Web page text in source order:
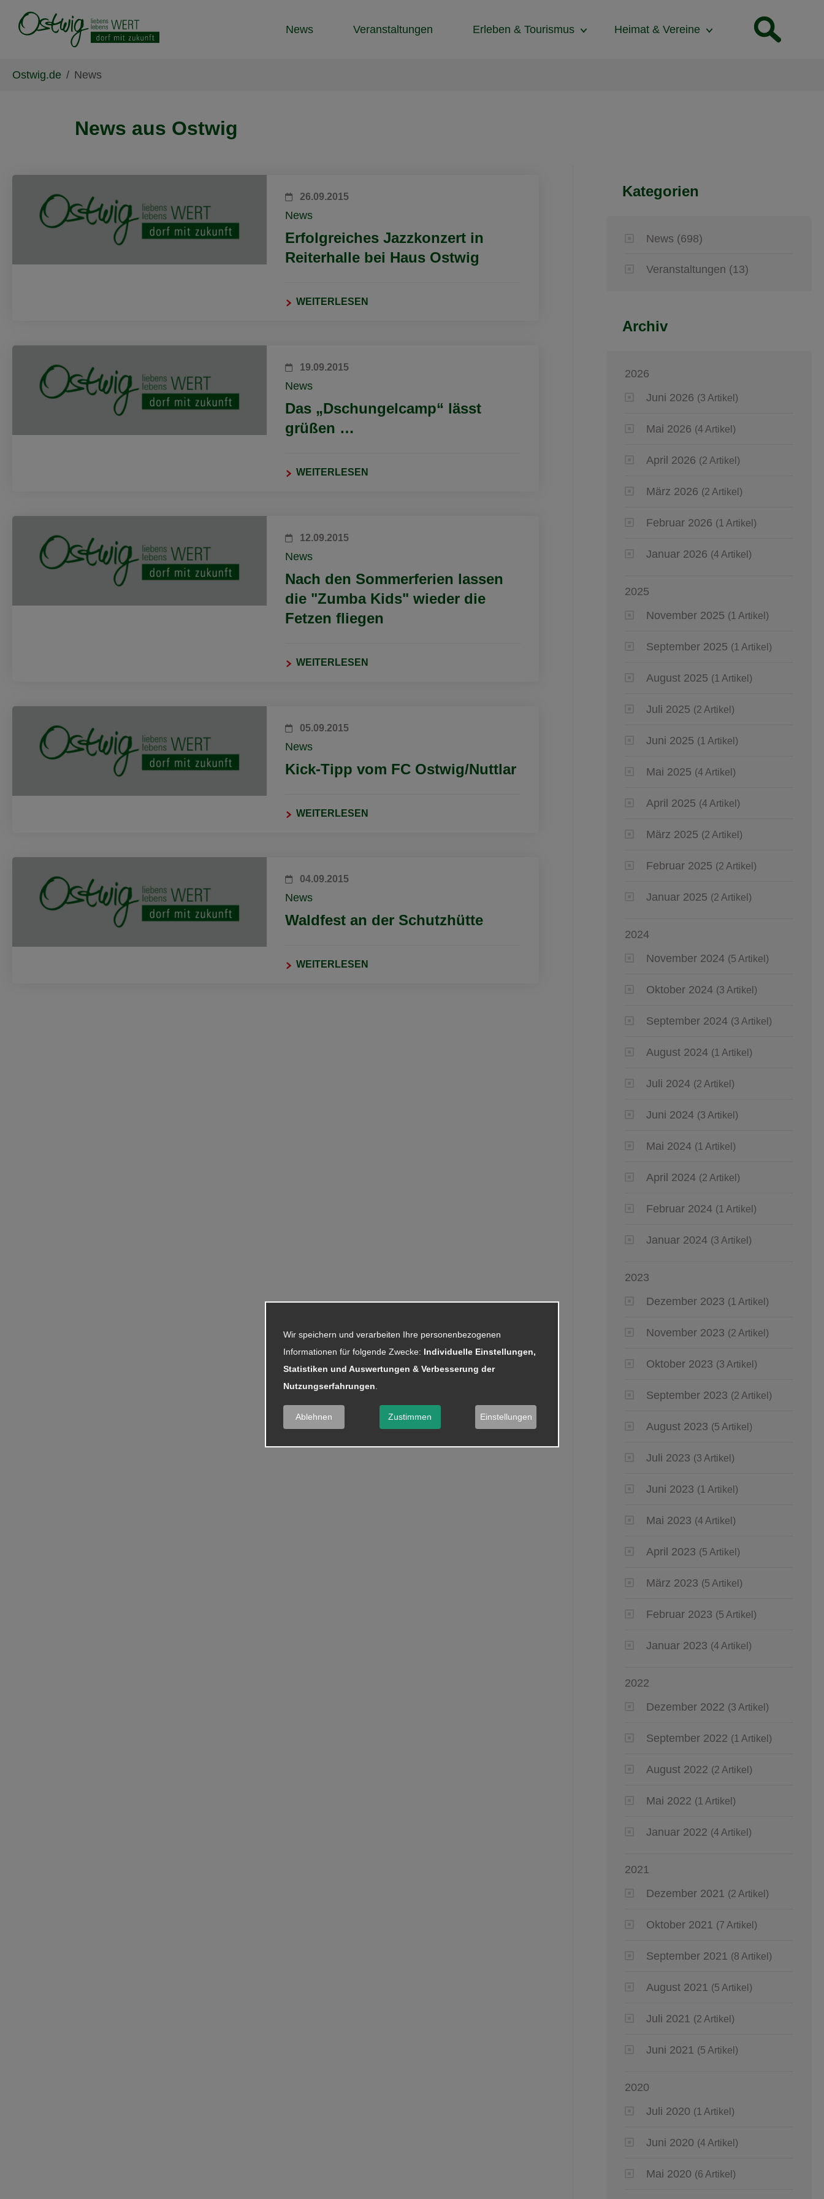
News
Veranstaltungen Erleben & Tourismus Heimat & Vereine
Ostwig.de News
News aus Ostwig
26.09.2015
News
Erfolgreiches Jazzkonzert in
Reiterhalle bei Haus Ostwig
WEITERLESEN
19.09.2015
News
Das „Dschungelcamp“ lässt
grüßen …
WEITERLESEN
12.09.2015
News
Nach den Sommerferien lassen
die "Zumba Kids" wieder die
Fetzen fliegen
WEITERLESEN
05.09.2015
News
Kick-Tipp vom FC Ostwig/Nuttlar
WEITERLESEN
04.09.2015
News
Waldfest an der Schutzhütte
WEITERLESEN
Kategorien
News (698)
Veranstaltungen (13)
Archiv
2026
Juni 2026 (3 Artikel)
Mai 2026 (4 Artikel)
April 2026 (2 Artikel)
März 2026 (2 Artikel)
Februar 2026 (1 Artikel)
Januar 2026 (4 Artikel)
2025
November 2025 (1 Artikel)
September 2025 (1 Artikel)
August 2025 (1 Artikel)
Juli 2025 (2 Artikel)
Juni 2025 (1 Artikel)
Mai 2025 (4 Artikel)
April 2025 (4 Artikel)
März 2025 (2 Artikel)
Februar 2025 (2 Artikel)
Januar 2025 (2 Artikel)
2024
November 2024 (5 Artikel)
Oktober 2024 (3 Artikel)
September 2024 (3 Artikel)
August 2024 (1 Artikel)
Juli 2024 (2 Artikel)
Juni 2024 (3 Artikel)
Mai 2024 (1 Artikel)
April 2024 (2 Artikel)
Februar 2024 (1 Artikel)
Januar 2024 (3 Artikel)
2023
Dezember 2023 (1 Artikel)
November 2023 (2 Artikel)
Oktober 2023 (3 Artikel)
September 2023 (2 Artikel)
August 2023 (5 Artikel)
Juli 2023 (3 Artikel)
Juni 2023 (1 Artikel)
Mai 2023 (4 Artikel)
April 2023 (5 Artikel)
März 2023 (5 Artikel)
Februar 2023 (5 Artikel)
Januar 2023 (4 Artikel)
2022
Dezember 2022 (3 Artikel)
September 2022 (1 Artikel)
August 2022 (2 Artikel)
Mai 2022 (1 Artikel)
Januar 2022 (4 Artikel)
2021
Dezember 2021 (2 Artikel)
Oktober 2021 (7 Artikel)
September 2021 (8 Artikel)
August 2021 (5 Artikel)
Juli 2021 (2 Artikel)
Juni 2021 (5 Artikel)
2020
Juli 2020 (1 Artikel)
Juni 2020 (4 Artikel)
Mai 2020 (6 Artikel)
Wir speichern und verarbeiten Ihre personenbezogenen
Informationen für folgende Zwecke: Individuelle Einstellungen,
Statistiken und Auswertungen & Verbesserung der
Nutzungserfahrungen
Ablehnen Zustimmen Einstellungen